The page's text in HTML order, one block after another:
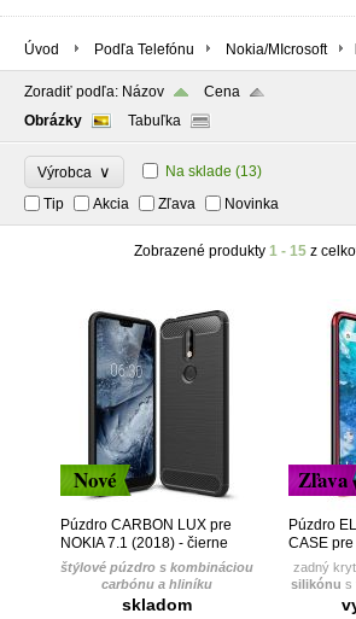
Úvod Podľa Telefónu Nokia/MIcrosoft
Zoradiť podľa: Názov
Cena
Obrázky
Tabuľka
Výrobca ∨ Na sklade (13)
Tip
Akcia Zľava Novinka
Zobrazené produkty 1 - 15 z
Nové
Púzdro CARBON LUX pre
NOKIA 7.1 (2018) - čierne
štýlové púzdro s kombináciou
carbónu a hliníku
skladom
Zľava
Púzdro
CASE
červené
zadný
silikónu s